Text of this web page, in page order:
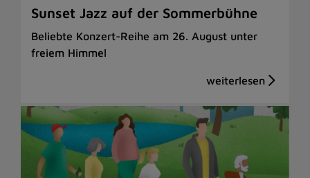
Sunset Jazz auf der Sommerbühne
Beliebte Konzert-Reihe am 26. August unter
freiem Himmel